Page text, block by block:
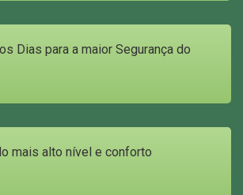
Dias para a maior Segurança do
mais alto nível e conforto